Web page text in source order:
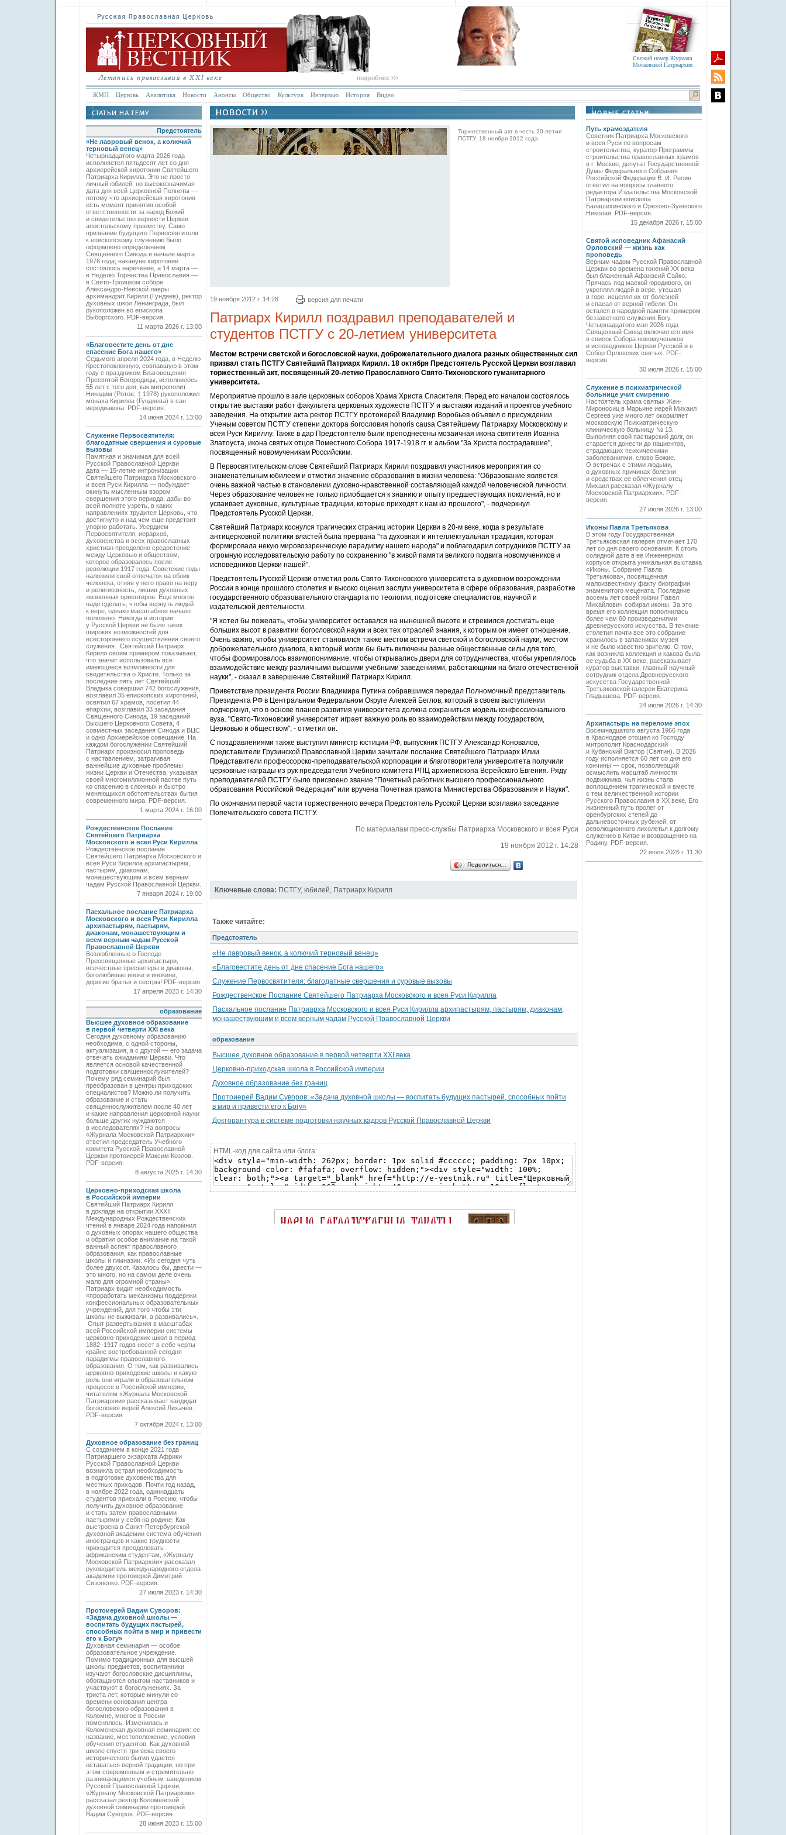
Свежий номер Журнала
Московской Патриархии
ЖМП Церковь Аналитика Новости Анонсы Общество Культура Интервью История Видео
Предстоятель
«Не лавровый венок, а колючий
терновый венец»
Четырнадцатого марта 2026 года
исполняется пятьдесят лет со дня
архиерейской хиротонии Святейшего
Патриарха Кирилла. Это не просто
личный юбилей, но высокозначимая
дата для всей Церковной Полноты —
потому что архиерейская хиротония
есть момент принятия особой
ответственности за народ Божий
и свидетельство верности Церкви
апостольскому преемству. Само
призвание будущего Первосвятителя
к епископскому служению было
оформлено определением
Священного Синода в начале марта
1976 года; накануне хиротонии
состоялось наречение, а 14 марта —
в Неделю Торжества Православия —
в Свято-Троицком соборе
Александро-Невской лавры
архимандрит Кирилл (Гундяев), ректор
духовных школ Ленинграда, был
рукоположен во епископа
Выборгского. PDF-версия.
11 марта 2026 г. 13:00
«Благовестите день от дне
спасение Бога нашего»
Седьмого апреля 2024 года, в Неделю
Крестопоклонную, совпавшую в этом
году с праздником Благовещения
Пресвятой Богородицы, исполнилось
55 лет с того дня, как митрополит
Никодим (Ротов; † 1978) рукоположил
монаха Кирилла (Гундяева) в сан
иеродиакона. PDF-версия.
14 июня 2024 г. 13:00
Служение Первосвятителя:
благодатные свершения и суровые
вызовы
Памятная и значимая для всей
Русской Православной Церкви
дата — 15-летие интронизации
Святейшего Патриарха Московского
и всея Руси Кирилла — побуждает
окинуть мысленным взором
свершения этого периода, дабы во
всей полноте узреть, в каких
направлениях трудится Церковь, что
достигнуто и над чем еще предстоит
упорно работать. Усердием
Первосвятителя, иерархов,
духовенства и всех православных
христиан преодолено средостение
между Церковью и обществом,
которое образовалось после
революции 1917 года. Советские годы
наложили свой отпечаток на облик
человека, отняв у него право на веру
и религиозность, лишив духовных
жизненных ориентиров. Еще многое
надо сделать, чтобы вернуть людей
к вере, однако масштабное начало
положено. Никогда в истории
у Русской Церкви не было таких
широких возможностей для
всестороннего осуществления своего
служения. Святейший Патриарх
Кирилл своим примером показывает,
что значит использовать все
имеющиеся возможности для
свидетельства о Христе. Только за
последние пять лет Святейший
Владыка совершил 742 богослужения,
возглавил 35 епископских хиротоний,
освятил 67 храмов, посетил 44
епархии, возглавил 33 заседания
Священного Синода, 19 заседаний
Высшего Церковного Совета, 4
совместных заседания Синода и ВЦС
и одно Архиерейское совещание. На
каждом богослужении Святейший
Патриарх произносил проповедь
с наставлением, затрагивая
важнейшие духовные проблемы
жизни Церкви и Отечества, указывая
своей многомиллионной пастве путь
ко спасению в сложных и быстро
меняющихся обстоятельствах бытия
современного мира. PDF-версия.
1 марта 2024 г. 16:00
Рождественское Послание
Святейшего Патриарха
Московского и всея Руси Кирилла
Рождественское послание
Святейшего Патриарха Московского и
всея Руси Кирилла архипастырям,
пастырям, диаконам,
монашествующим и всем верным
чадам Русской Православной Церкви.
7 января 2024 г. 19:00
Пасхальное послание Патриарха
Московского и всея Руси Кирилла
архипастырям, пастырям,
диаконам, монашествующим и
всем верным чадам Русской
Православной Церкви
Возлюбленные о Господе
Преосвященные архипастыри,
всечестные пресвитеры и диаконы,
боголюбивые иноки и инокини,
дорогие братья и сестры! PDF-версия.
17 апреля 2023 г. 14:30
образование
Высшее духовное образование
в первой четверти XXI века
Сегодня духовному образованию
необходима, с одной стороны,
актуализация, а с другой — его задача
отвечать ожиданиям Церкви. Что
является основой качественной
подготовки священнослужителей?
Почему ряд семинарий был
преобразован в центры приходских
специалистов? Можно ли получить
образование и стать
священнослужителем после 40 лет
и какие направления церковной науки
больше других нуждаются
в исследователях? На вопросы
«Журнала Московской Патриархии»
ответил председатель Учебного
комитета Русской Православной
Церкви протоиерей Максим Козлов.
PDF-версия.
8 августа 2025 г. 14:30
Церковно-приходская школа
в Российской империи
Святейший Патриарх Кирилл
в докладе на открытии XXXII
Международных Рождественских
чтений в январе 2024 года напомнил
о духовных опорах нашего общества
и обратил особое внимание на такой
важный аспект православного
образования, как православные
школы и гимназии. «Их сегодня чуть
более двухсот. Казалось бы, двести —
это много, но на самом деле очень
мало для огромной страны».
Патриарх видит необходимость
«проработать механизмы поддержки
конфессиональных образовательных
учреждений, для того чтобы эти
школы не выживали, а развивались».
Опыт развертывания в масштабах
всей Российской империи системы
церковно-­приходских школ в период
1882–1917 годов несет в себе черты
крайне востребованной сегодня
парадигмы православного
образования. О том, как развивались
церковно-приходские школы и какую
роль они играли в образовательном
процессе в Российской империи,
читателям «Журнала Московской
Патриархии» рассказывает кандидат
богословия иерей Алексий Лихачёв.
PDF-версия.
7 октября 2024 г. 13:00
Духовное образование без границ
С созданием в конце 2021 года
Патриаршего экзархата Африки
Русской Православной Церкви
возникла острая необходимость
в подготовке духовенства для
местных приходов. Почти год назад,
в ноябре 2022 года, одиннадцать
студентов приехали в Россию, чтобы
получить духовное образование
и стать затем православными
пастырями у себя на родине. Как
выстроена в Санкт-Петербургской
духовной академии система обучения
иностранцев и какие трудности
приходится преодолевать
африканским студентам, «Журналу
Московской Патриархии» рассказал
руководитель международного отдела
академии прото­иерей Димитрий
Сизоненко. PDF-версия.
27 июля 2023 г. 14:30
Протоиерей Вадим Суворов:
«Задача духовной школы —
воспитать будущих пастырей,
способных пойти в мир и привести
его к Богу»
Духовная семинария — особое
образовательное учреждение.
Помимо традиционных для высшей
школы предметов, воспитанники
изучают богословские дисциплины,
обогащаются опытом наставников и
участвуют в богослужениях. За
триста лет, которые минули со
времени основания центра
богословского образования в
Коломне, многое в России
поменялось. Изменилась и
Коломенская духовная семинария: ее
название, местоположение, условия
обучения студентов. Как духовной
школе спустя три века своего
исторического бытия удается
оставаться верной традиции, но при
этом современным и стремительно
развивающимся учебным заведением
Русской Православной Церкви,
«Журналу Московской Патриархии»
рассказал ректор Коломенской
духовной семинарии протоиерей
Вадим Суворов. PDF-версия.
28 июня 2023 г. 15:00
Торжественный акт в честь 20-летия
ПСТГУ. 18 ноября 2012 года
19 ноября 2012 г. 14:28 версия для печати
Патриарх Кирилл поздравил преподавателей и
студентов ПСТГУ с 20-летием университета
Местом встречи светской и богословской науки, доброжелательного диалога разных общественных сил
призвал стать ПСТГУ Святейший Патриарх Кирилл. 18 октября Предстоятель Русской Церкви возглавил
торжественный акт, посвященный 20-летию Православного Свято-Тихоновского гуманитарного
университета.
Мероприятие прошло в зале церковных соборов Храма Христа Спасителя. Перед его началом состоялось
открытие выставки работ факультета церковных художеств ПСТГУ и выставки изданий и проектов учебного
заведения. На открытии акта ректор ПСТГУ протоиерей Владимир Воробьев объявил о присуждении
Ученым советом ПСТГУ степени доктора богословия honoris causa Святейшему Патриарху Московскому и
всея Руси Кириллу. Также в дар Предстоятелю были преподнесены мозаичная икона святителя Иоанна
Златоуста, икона святых отцов Поместного Собора 1917-1918 гг. и альбом "За Христа пострадавшие",
посвященный новомученикам Российским.
В Первосвятительском слове Святейший Патриарх Кирилл поздравил участников мероприятия со
знаменательным юбилеем и отметил значение образования в жизни человека: "Образование является
очень важной частью в становлении духовно-нравственной составляющей каждой человеческой личности.
Через образование человек не только приобщается к знанию и опыту предшествующих поколений, но и
усваивает духовные, культурные традиции, которые приходят к нам из прошлого", - подчеркнул
Предстоятель Русской Церкви.
Святейший Патриарх коснулся трагических страниц истории Церкви в 20-м веке, когда в результате
антицерковной политики властей была прервана "та духовная и интеллектуальная традиция, которая
формировала некую мировоззренческую парадигму нашего народа" и поблагодарил сотрудников ПСТГУ за
огромную исследовательскую работу по сохранению "в живой памяти великого подвига новомучеников и
исповедников Церкви нашей".
Предстоятель Русской Церкви отметил роль Свято-Тихоновского университета в духовном возрождении
России в конце прошлого столетия и высоко оценил заслуги университета в сфере образования, разработке
государственного образовательного стандарта по теологии, подготовке специалистов, научной и
издательской деятельности.
"Я хотел бы пожелать, чтобы университет оставался на нынешней высоте и стремился достигать еще
больших высот в развитии богословской науки и всех тех отраслей знания, к которым он имеет отношение.
Очень важно, чтобы университет становился также местом встречи светской и богословской науки, местом
доброжелательного диалога, в который могли бы быть включены разные общественные силы для того,
чтобы формировалось взаимопонимание, чтобы открывались двери для сотрудничества, чтобы укреплялось
взаимодействие между различными высшими учебными заведениями, работающими на благо отечественной
науки", - сказал в завершение Святейший Патриарх Кирилл.
Приветствие президента России Владимира Путина собравшимся передал Полномочный представитель
Президента РФ в Центральном Федеральном Округе Алексей Беглов, который в своем выступлении
подчеркнул, что в основе планов развития университета должна сохраниться модель конфессионального
вуза. "Свято-Тихоновский университет играет важную роль во взаимодействии между государством,
Церковью и обществом", - отметил он.
С поздравлениями также выступил министр юстиции РФ, выпускник ПСТГУ Александр Коновалов,
представители Грузинской Православной Церкви зачитали послание Святейшего Патриарх Илии.
Представители профессорско-преподавательской корпорации и благотворители университета получили
церковные награды из рук председателя Учебного комитета РПЦ архиепископа Верейского Евгения. Ряду
преподавателей ПСТГУ было присвоено звание "Почетный работник высшего профессионального
образования Российской Федерации" или вручена Почетная грамота Министерства Образования и Науки".
По окончании первой части торжественного вечера Предстоятель Русской Церкви возглавил заседание
Попечительского совета ПСТГУ.
По материалам пресс-службы Патриарха Московского и всея Руси
19 ноября 2012 г. 14:28
Поделиться…
Ключевые слова: ПСТГУ, юбилей, Патриарх Кирилл
Также читайте:
Предстоятель
«Не лавровый венок, а колючий терновый венец»
«Благовестите день от дне спасение Бога нашего»
Служение Первосвятителя: благодатные свершения и суровые вызовы
Рождественское Послание Святейшего Патриарха Московского и всея Руси Кирилла
Пасхальное послание Патриарха Московского и всея Руси Кирилла архипастырям, пастырям, диаконам,
монашествующим и всем верным чадам Русской Православной Церкви
образование
Высшее духовное образование в первой четверти XXI века
Церковно-приходская школа в Российской империи
Духовное образование без границ
Протоиерей Вадим Суворов: «Задача духовной школы — воспитать будущих пастырей, способных пойти
в мир и привести его к Богу»
Докторантура в системе подготовки научных кадров Русской Православной Церкви
HTML-код для сайта или блога:
Путь храмоздателя
Советник Патриарха Московского
и всея Руси по вопросам
строительства, куратор Программы
строительства православных храмов
в г. Москве, депутат Государственной
Думы Федерального Собрания
Российской Федерации В. И. Ресин
ответил на вопросы главного
редактора Издательства Московской
Патриархии епископа
Балашихинского и Орехово-Зуевского
Николая. PDF-версия.
15 декабря 2026 г. 15:00
Святой исповедник Афанасий
Орловский — жизнь как
проповедь
Верным чадом Русской Православной
Церкви во времена гонений XX века
был блаженный Афанасий Сайко.
Прячась под маской юродивого, он
укреплял людей в вере, утешал
в горе, исцелял их от болезней
и спасал от верной гибели. Он
остался в народной памяти примером
беззаветного служения Богу.
Четырнадцатого мая 2026 года
Священный Синод включил его имя
в список Собора новомучеников
и исповедников Церкви Русской и в
Собор Орловских святых. PDF-
версия.
30 июля 2026 г. 15:00
Служение в психиатрической
больнице учит смирению
Настоятель храма святых Жен-
Мироносиц в Марьине иерей Михаил
Сергеев уже много лет окормляет
московскую Психиатрическую
клиническую больницу № 13.
Выполняя свой пастырский долг, он
старается донести до пациентов,
страдающих психическими
заболеваниями, слово Божие.
О встречах с этими людьми,
о духовных причинах болезни
и средствах ее облегчения отец
Михаил рассказал «Журналу
Московской Патриархии». PDF-
версия.
27 июля 2026 г. 13:00
Иконы Павла Третьякова
В этом году Государственная
Третьяковская галерея отмечает 170
лет со дня своего основания. К столь
солидной дате в ее Инженерном
корпусе открыта уникальная выставка
«Иконы. Собрание Павла
Третьякова», посвященная
малоизвестному факту биографии
знаменитого мецената. Последние
восемь лет своей жизни Павел
Михайлович собирал иконы. За это
время его коллекция пополнилась
более чем 60 произведениями
древнерусского искусства. В течение
столетия почти все это собрание
хранилось в запасниках музея
и не было известно зрителю. О том,
как возникла коллекция и какова была
ее судьба в ХХ веке, рассказывает
куратор выставки, главный научный
сотрудник отдела Древнерусского
искусства Государственной
Третьяковской галереи Екатерина
Гладышева. PDF-версия.
24 июля 2026 г. 14:30
Архипастырь на переломе эпох
Восемнадцатого августа 1966 года
в Краснодаре отошел ко Господу
митрополит Краснодарский
и Кубанский Виктор (Святин). В 2026
году исполняется 60 лет со дня его
кончины — срок, позволяющий
осмыслить масштаб личности
подвижника, чья жизнь стала
воплощением трагической и вместе
с тем величественной истории
Русского Православия в XX веке. Его
жизненный путь пролег от
оренбургских степей до
дальневосточных рубежей, от
революционного лихолетья к долгому
служению в Китае и возвращению на
Родину. PDF-версия.
22 июля 2026 г. 11:30